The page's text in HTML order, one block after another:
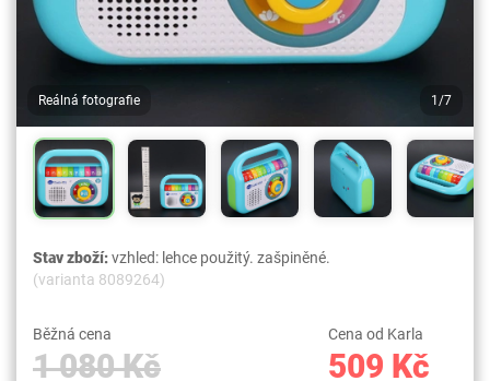
Reálná fotografie 1/7
Stav zboží:vzhled: lehce použitý. zašpiněné.
(varianta 8089264)
Běžná cena
1 080 Kč
Cena od Karla
509 Kč